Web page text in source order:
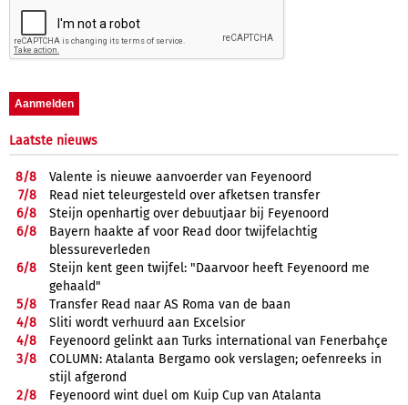
Laatste nieuws
8/8
Valente is nieuwe aanvoerder van Feyenoord
7/8
Read niet teleurgesteld over afketsen transfer
6/8
Steijn openhartig over debuutjaar bij Feyenoord
6/8
Bayern haakte af voor Read door twijfelachtig
blessureverleden
6/8
Steijn kent geen twijfel: "Daarvoor heeft Feyenoord me
gehaald"
5/8
Transfer Read naar AS Roma van de baan
4/8
Sliti wordt verhuurd aan Excelsior
4/8
Feyenoord gelinkt aan Turks international van Fenerbahçe
3/8
COLUMN: Atalanta Bergamo ook verslagen; oefenreeks in
stijl afgerond
2/8
Feyenoord wint duel om Kuip Cup van Atalanta